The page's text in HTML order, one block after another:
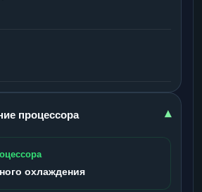
процессора ▾
охлаждения